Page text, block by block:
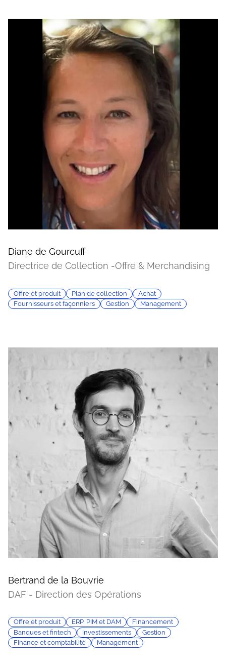
Diane de Gourcuff
Directrice de Collection -Offre & Merchandising
Offre et produit Plan de collection
Achat
Fournisseurs et façonniers
Gestion Management
Bertrand de la Bouvrie
DAF - Direction des Opérations
Offre et produit ERP, PIM et DAM
Financement
Banques et fintech
Investissements
Gestion
Finance et comptabilité
Management